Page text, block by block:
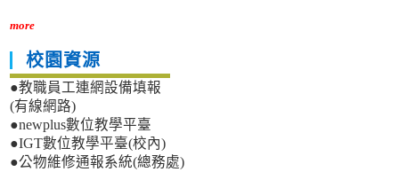
more
校園資源
●教職員工連網設備填報
(有線網路)
●newplus數位教學平臺
●IGT數位教學平臺(校內)
●公物維修通報系統(總務處)